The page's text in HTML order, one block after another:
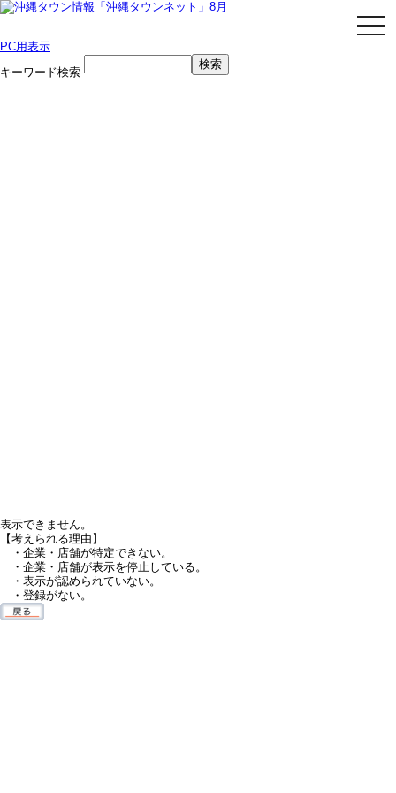
PC用表示
キーワード検索
表示できません。
【考えられる理由】
・企業・店舗が特定できない。
・企業・店舗が表示を停止している。
・表示が認められていない。
・登録がない。